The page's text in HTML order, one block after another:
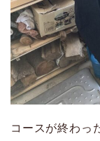
コースが終わっ